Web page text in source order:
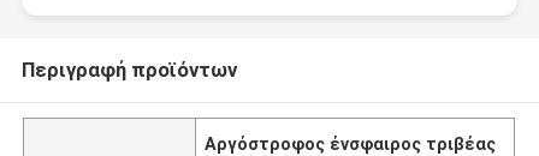
Περιγραφή προϊόντων
Αργόστροφος ένσφαιρος τριβέας